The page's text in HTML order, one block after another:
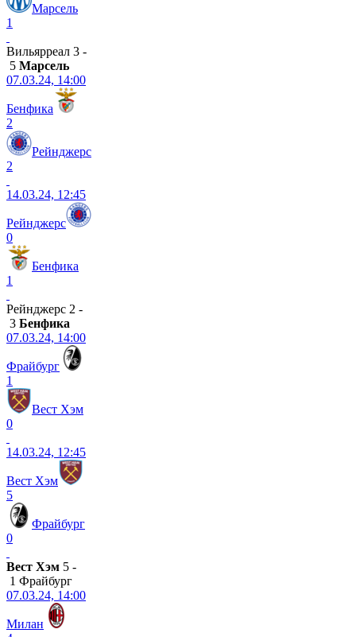
Марсель
1
Вильярреал 3 -
5 Марсель
07.03.24, 14:00
Бенфика
2
Рейнджерс
2
14.03.24, 12:45
Рейнджерс
0
Бенфика
1
Рейнджерс 2 -
3 Бенфика
07.03.24, 14:00
Фрайбург
1
Вест Хэм
0
14.03.24, 12:45
Вест Хэм
5
Фрайбург
0
Вест Хэм 5 -
1 Фрайбург
07.03.24, 14:00
Милан